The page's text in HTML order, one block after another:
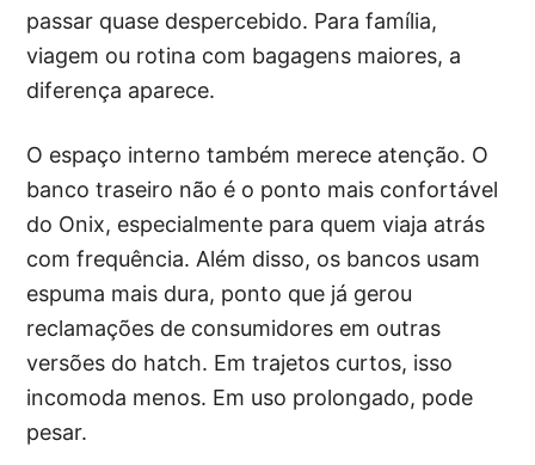
passar quase despercebido. Para família,
viagem ou rotina com bagagens maiores, a
diferença aparece.
O espaço interno também merece atenção. O
banco traseiro não é o ponto mais confortável
do Onix, especialmente para quem viaja atrás
com frequência. Além disso, os bancos usam
espuma mais dura, ponto que já gerou
reclamações de consumidores em outras
versões do hatch. Em trajetos curtos, isso
incomoda menos. Em uso prolongado, pode
pesar.